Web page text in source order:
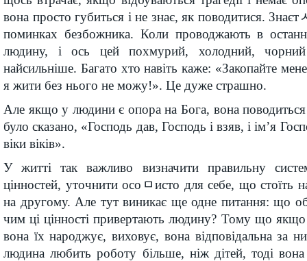
вона просто губиться і не знає, як поводитися.
поминках безбожника. Коли проводжають в
людину, і ось цей похмурий, холодний, чорний
найсильніше. Багато хто навіть каже: «Закопайте
я жити без нього не можу!». Це дуже страшно.
Але якщо у людини є опора на Бога, вона
було сказано, «Господь дав, Господь і взяв, і ім’я
віки віків».
У житті так важливо визначити правильну
цінностей, уточнити осоﾱисто для себе, що стоїть
на другому. Але тут виникає ще одне питання: що
чим ці цінності привертають людину? Тому що
вона їх народжує, виховує, вона відповідальна за
людина любить роботу більше, ніж дітей, тоді